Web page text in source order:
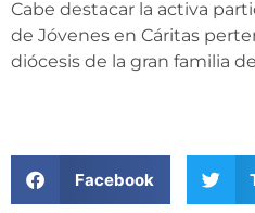
Cabe destacar la activa
de Jóvenes en Cáritas
diócesis de la gran familia
Facebook